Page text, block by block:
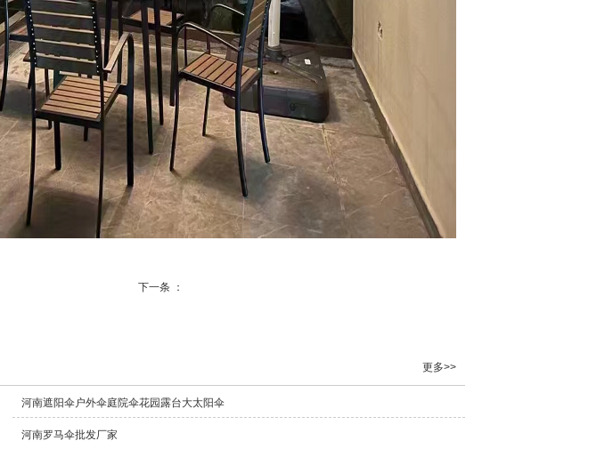
下一条 ：
更多>>
河南遮阳伞户外伞庭院伞花园露台大太阳伞
河南罗马伞批发厂家